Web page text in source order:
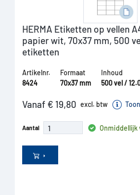
HERMA Etiketten op vellen
papier wit, 70x37 mm, 500
etiketten
Artikelnr.
8424
Formaat
70x37 mm
Inhoud
500 vel /
Vanaf € 19,80 excl. btw
Aantal Onmiddellijk